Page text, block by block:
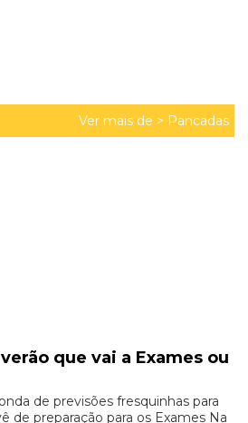
Ver mais de > Pancadas
que vai a Exames ou
de previsões fresquinhas para
de preparação para os Exames Na